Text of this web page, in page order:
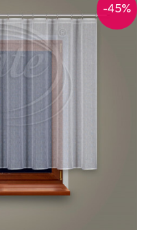
-45%